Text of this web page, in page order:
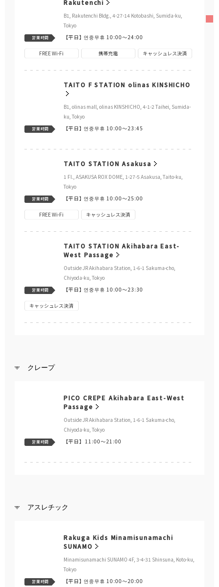
Rakutenchi
B1, Rakutenchi Bldg., 4-27-14 Kotobashi, Sumida-ku,
Tokyo
営業時間 【平日】 연중무휴 10:00～24:00
FREE Wi-Fi 携帯充電 キャッシュレス決済
TAITO F STATION olinas KINSHICHO
B1, olinas mall, olinas KINSHICHO, 4-1-2 Taihei, Sumida-
ku, Tokyo
営業時間 【平日】 연중무휴 10:00～23:45
TAITO STATION Asakusa
1 Fl., ASAKUSA ROX DOME, 1-27-5 Asakusa, Taito-ku,
Tokyo
営業時間 【平日】 연중무휴 10:00～25:00
FREE Wi-Fi キャッシュレス決済
TAITO STATION Akihabara East-
West Passage
Outside JR Akihabara Station, 1-6-1 Sakuma-cho,
Chiyoda-ku, Tokyo
営業時間 【平日】 연중무휴 10:00～23:30
キャッシュレス決済
クレープ
PICO CREPE Akihabara East-West
Passage
Outside JR Akihabara Station, 1-6-1 Sakuma-cho,
Chiyoda-ku, Tokyo
営業時間 【平日】 11:00～21:00
アスレチック
Rakuga Kids Minamisunamachi
SUNAMO
Minamisunamachi SUNAMO 4F, 3-4-31 Shinsuna, Koto-ku,
Tokyo
営業時間 【平日】 연중무휴 10:00～20:00